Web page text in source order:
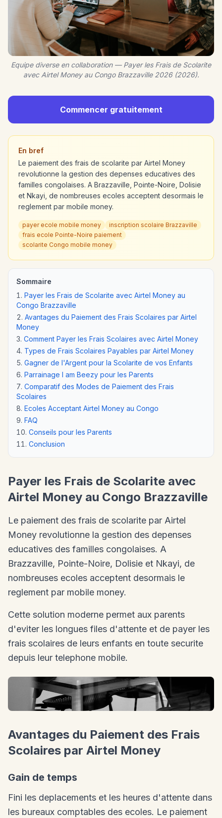
Equipe diverse en collaboration — Payer les Frais de Scolarite
avec Airtel Money au Congo Brazzaville 2026 (2026).
Commencer gratuitement
En bref
Le paiement des frais de scolarite par Airtel Money
revolutionne la gestion des depenses educatives des
familles congolaises. A Brazzaville, Pointe-Noire, Dolisie
et Nkayi, de nombreuses ecoles acceptent desormais le
reglement par mobile money.
payer ecole mobile money
inscription scolaire Brazzaville
frais ecole Pointe-Noire paiement
scolarite Congo mobile money
Sommaire
Payer les Frais de Scolarite avec Airtel Money au
Congo Brazzaville
Avantages du Paiement des Frais Scolaires par Airtel
Money
Comment Payer les Frais Scolaires avec Airtel Money
Types de Frais Scolaires Payables par Airtel Money
Gagner de l'Argent pour la Scolarite de vos Enfants
Parrainage I am Beezy pour les Parents
Comparatif des Modes de Paiement des Frais
Scolaires
Ecoles Acceptant Airtel Money au Congo
FAQ
Conseils pour les Parents
Conclusion
Payer les Frais de Scolarite avec
Airtel Money au Congo Brazzaville
Le paiement des frais de scolarite par Airtel
Money revolutionne la gestion des depenses
educatives des familles congolaises. A
Brazzaville, Pointe-Noire, Dolisie et Nkayi, de
nombreuses ecoles acceptent desormais le
reglement par mobile money.
Cette solution moderne permet aux parents
d'eviter les longues files d'attente et de payer les
frais scolaires de leurs enfants en toute securite
depuis leur telephone mobile.
Avantages du Paiement des Frais
Scolaires par Airtel Money
Gain de temps
Fini les deplacements et les heures d'attente dans
les bureaux comptables des ecoles. Le paiement